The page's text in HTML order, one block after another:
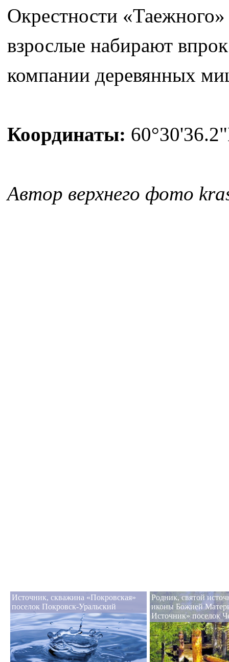
Окрестности
взрослые набирают
компании деревянных
Координаты:
Автор верхнего фото
Источник, скважина «Покровская»
поселок Покровск-Уральский
Родник, святой
иконы Божией
Источник» поселок